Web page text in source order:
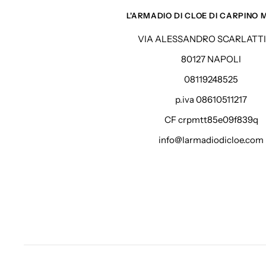
L'ARMADIO DI CLOE DI CARPINO
VIA ALESSANDRO SCARLATTI
80127 NAPOLI
08119248525
p.iva 08610511217
CF crpmtt85e09f839q
info@larmadiodicloe.com